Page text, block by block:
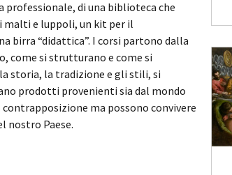
professionale, di una biblioteca che
malti e luppoli, un kit per il
birra “didattica”. I corsi partono dalla
come si strutturano e come si
storia, la tradizione e gli stili, si
prodotti provenienti sia dal mondo
ma possono convivere
nostro Paese.